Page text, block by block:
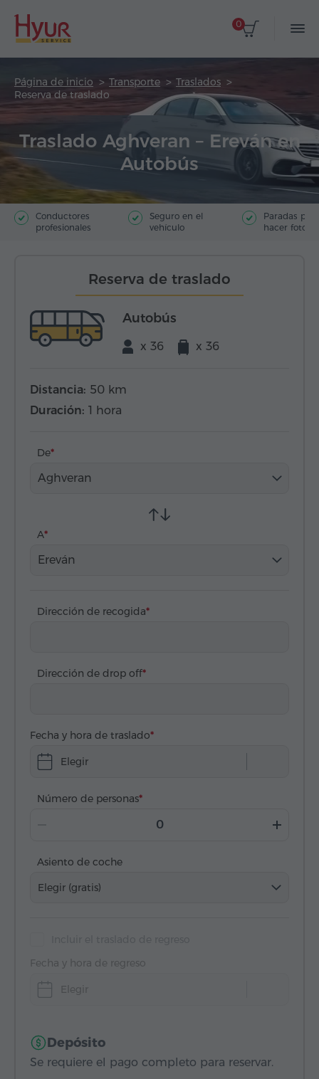
0
Página de inicio Transporte
Traslados
Reserva de traslado
Traslado Aghveran – Ereván en
Autobús
Conductores
profesionales
Seguro en el
vehículo
Paradas para
hacer fotos
Reserva de traslado
Autobús
x 36 x 36
Distancia: 50 km
Duración: 1 hora
De
Aghveran
A
Ereván
Dirección de recogida
Dirección de drop off
Fecha y hora de traslado
Elegir
Número de personas
Asiento de coche
Elegir (gratis)
Fecha y hora de regreso
Elegir
Depósito
Se requiere el pago completo para reservar.